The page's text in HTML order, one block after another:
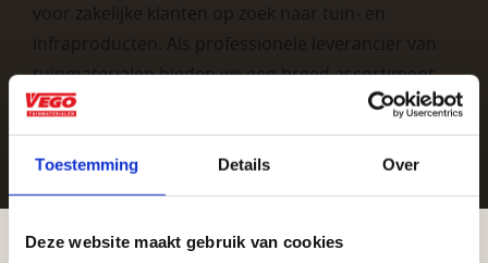
Toestemming Details Over
Deze website maakt gebruik van cookies
voor zakelijke klanten op zoek naar tuin- en
infraproducten. Als professionele leverancier van
tuinmaterialen bieden wij een breed assortiment
aan producten van topkwaliteit. Lees meer over de
zakelijke mogelijkheden.